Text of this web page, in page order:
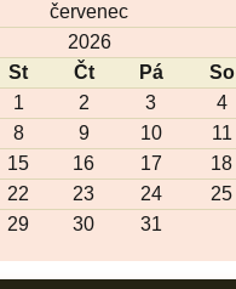
červenec
2026
St Čt Pá So
1
2 3 4
8 9 10 11
15 16 17 18
22 23 24 25
29 30 31